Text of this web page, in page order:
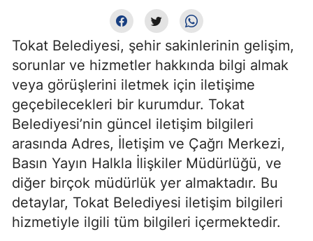
Tokat Belediyesi, şehir sakinlerinin gelişim,
sorunlar ve hizmetler hakkında bilgi almak
veya görüşlerini iletmek için iletişime
geçebilecekleri bir kurumdur. Tokat
Belediyesi’nin güncel iletişim bilgileri
arasında Adres, İletişim ve Çağrı Merkezi,
Basın Yayın Halkla İlişkiler Müdürlüğü, ve
diğer birçok müdürlük yer almaktadır. Bu
detaylar, Tokat Belediyesi iletişim bilgileri
hizmetiyle ilgili tüm bilgileri içermektedir.